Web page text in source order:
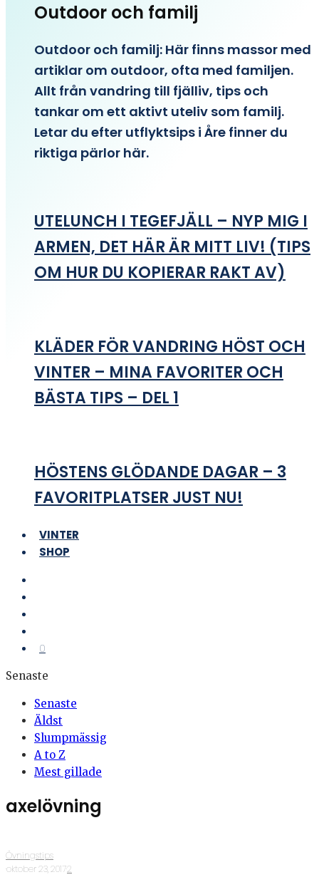
Outdoor och familj
Outdoor och familj: Här finns massor med
artiklar om outdoor, ofta med familjen.
Allt från vandring till fjälliv, tips och
tankar om ett aktivt uteliv som familj.
Letar du efter utflyktsips i Åre finner du
riktiga pärlor här.
UTELUNCH I TEGEFJÄLL – NYP MIG I
ARMEN, DET HÄR ÄR MITT LIV! (TIPS
OM HUR DU KOPIERAR RAKT AV)
KLÄDER FÖR VANDRING HÖST OCH
VINTER – MINA FAVORITER OCH
BÄSTA TIPS – DEL 1
HÖSTENS GLÖDANDE DAGAR – 3
FAVORITPLATSER JUST NU!
VINTER
SHOP
0
Senaste
Senaste
Äldst
Slumpmässig
A to Z
Mest gillade
axelövning
Övningstips
·oktober 23, 2017·2